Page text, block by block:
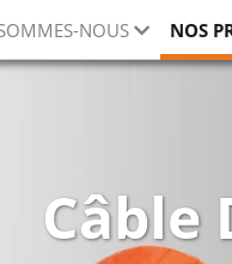
NOUS NOS
Câble